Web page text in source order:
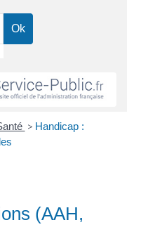
> Handicap :
(AAH,